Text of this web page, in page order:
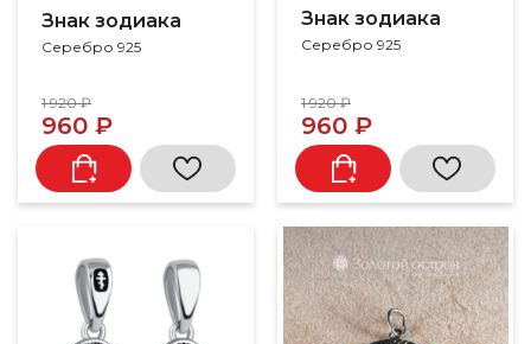
Знак зодиака
Серебро 925
1 920 ₽
960 ₽
Знак зодиака
Серебро 925
1 920 ₽
960 ₽